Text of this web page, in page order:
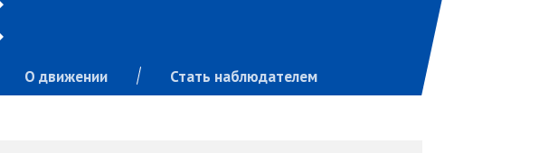
О движении Стать наблюдателем